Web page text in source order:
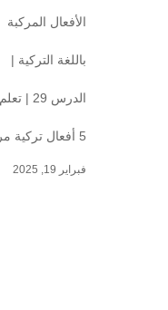
الأفعال المركبة
باللغة التركية |
الدرس 29 | تعلم
5 أفعال تركية مركبة جديدة
فبراير 19, 2025